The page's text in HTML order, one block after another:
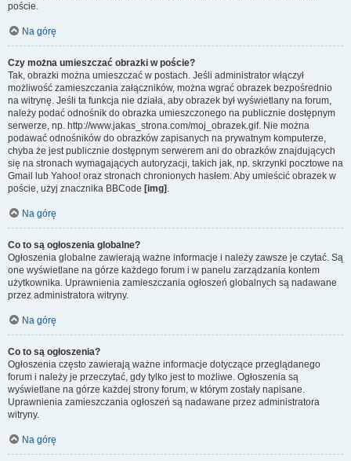
poście.
Na górę
Czy można umieszczać obrazki w poście?
Tak, obrazki można umieszczać w postach. Jeśli administrator włączył
możliwość zamieszczania załączników, można wgrać obrazek bezpośrednio
na witrynę. Jeśli ta funkcja nie działa, aby obrazek był wyświetlany na forum,
należy podać odnośnik do obrazka umieszczonego na publicznie dostępnym
serwerze, np. http://www.jakas_strona.com/moj_obrazek.gif. Nie można
podawać odnośników do obrazków zapisanych na prywatnym komputerze,
chyba że jest publicznie dostępnym serwerem ani do obrazków znajdujących
się na stronach wymagających autoryzacji, takich jak, np. skrzynki pocztowe na
Gmail lub Yahoo! oraz stronach chronionych hasłem. Aby umieścić obrazek w
poście, użyj znacznika BBCode [img] .
Na górę
Co to są ogłoszenia globalne?
Ogłoszenia globalne zawierają ważne informacje i należy zawsze je czytać. Są
one wyświetlane na górze każdego forum i w panelu zarządzania kontem
użytkownika. Uprawnienia zamieszczania ogłoszeń globalnych są nadawane
przez administratora witryny.
Na górę
Co to są ogłoszenia?
Ogłoszenia często zawierają ważne informacje dotyczące przeglądanego
forum i należy je przeczytać, gdy tylko jest to możliwe. Ogłoszenia są
wyświetlane na górze każdej strony forum, w którym zostały napisane.
Uprawnienia zamieszczania ogłoszeń są nadawane przez administratora
witryny.
Na górę